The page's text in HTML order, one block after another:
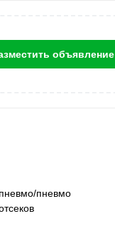
объявление
пневмо/пневмо